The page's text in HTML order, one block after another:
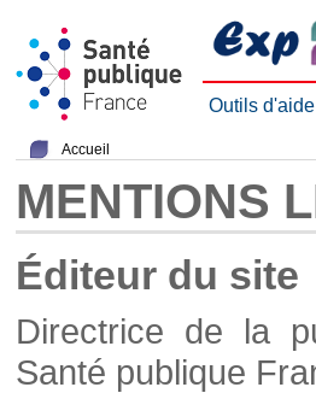
Outils
Accueil
MENTIONS
Éditeur du site
Directrice de la
Santé publique